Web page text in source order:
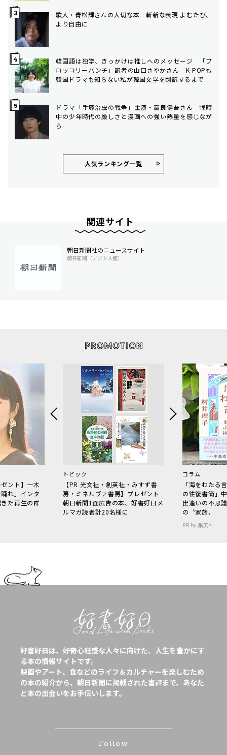
歌人・青松輝さんの大切な本 斬新な表現 よむたび、
より自由に
韓国語は独学、きっかけは推しへのメッセージ 「ブ
ロッコリーパンチ」訳者の山口さやかさん K-POPも
韓国ドラマも知らない私が韓国文学を翻訳するまで
ドラマ「手塚治虫の戦争」主演・高良健吾さん 戦時
中の少年時代の厳しさと漫画への強い熱量を感じなが
ら
人気ランキング⼀覧
関連サイト
朝日新聞社のニュースサイト
朝日新聞（デジタル版）
ント】一木
れ」インタ
た再生の群
トピック
【PR 光文社・創英社・みすず書
房・ミネルヴァ書房】プレゼント
朝日新聞1面広告の本、好書好日メ
ルマガ読者計20名様に
コラム
「海をわた
の往復書簡」
出逢いの不思
の〝家族〟
PR by 集英社
好書好日は、好奇心旺盛な人々に向けた、人生を豊かにす
る本の情報サイトです。
映画やアート、食などのライフ＆カルチャーを楽しむため
の本の紹介から、朝日新聞に掲載された書評まで、あなた
と本の出会いをお手伝いします。
Follow